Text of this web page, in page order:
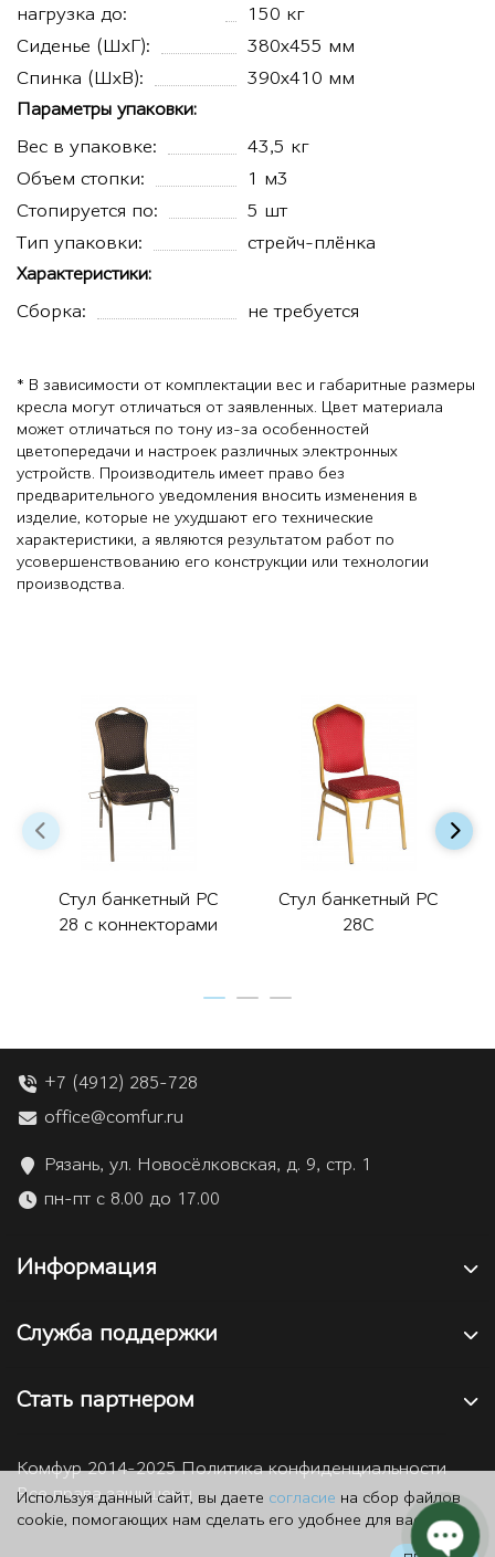
нагрузка до:
150 кг
Сиденье (ШхГ):
380х455 мм
Спинка (ШхВ):
390х410 мм
Параметры упаковки:
Вес в упаковке:
43,5 кг
Объем стопки:
1 м3
Стопируется по:
5 шт
Тип упаковки:
стрейч-плёнка
Характеристики:
Сборка: не требуется
* В зависимости от комплектации вес и габаритные размеры
кресла могут отличаться от заявленных. Цвет материала
может отличаться по тону из-за особенностей
цветопередачи и настроек различных электронных
устройств. Производитель имеет право без
предварительного уведомления вносить изменения в
изделие, которые не ухудшают его технические
характеристики, а являются результатом работ по
усовершенствованию его конструкции или технологии
производства.
Стул банкетный РС
28 с коннекторами
Стул банкетный РС
28С
Используя данный сайт, вы даете согласие на сбор файлов
cookie, помогающих нам сделать его удобнее для вас.
+7 (4912) 285-728
office@comfur.ru
Рязань, ул. Новосёлковская, д. 9, стр. 1
пн-пт с 8.00 до 17.00
Информация
Служба поддержки
Стать партнером
Комфур 2014-2025 Политика конфиденциальности
Все права защищены